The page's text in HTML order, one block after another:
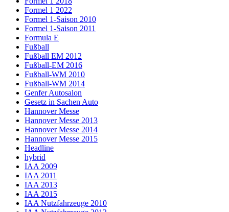
Formel 1 2022
Formel 1-Saison 2010
Formel 1-Saison 2011
Formula E
Fußball
Fußball EM 2012
Fußball-EM 2016
Fußball-WM 2010
Fußball-WM 2014
Genfer Autosalon
Gesetz in Sachen Auto
Hannover Messe
Hannover Messe 2013
Hannover Messe 2014
Hannover Messe 2015
Headline
hybrid
IAA 2009
IAA 2011
IAA 2013
IAA 2015
IAA Nutzfahrzeuge 2010